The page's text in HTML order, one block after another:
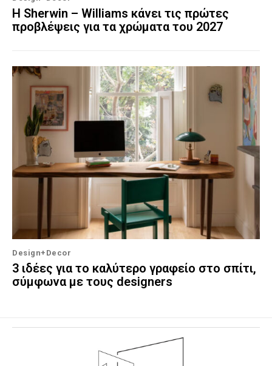
Η Sherwin – Williams κάνει τις πρώτες
προβλέψεις για τα χρώματα του 2027
Design+Decor
3 ιδέες για το καλύτερο γραφείο στο σπίτι,
σύμφωνα με τους designers